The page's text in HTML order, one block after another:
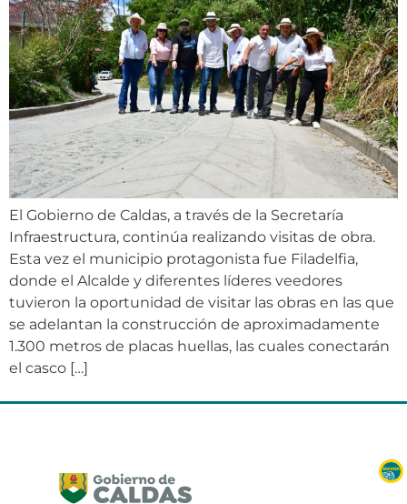
El Gobierno de Caldas, a través de la Secretaría
Infraestructura, continúa realizando visitas de obra.
Esta vez el municipio protagonista fue Filadelfia,
donde el Alcalde y diferentes líderes veedores
tuvieron la oportunidad de visitar las obras en las que
se adelantan la construcción de aproximadamente
1.300 metros de placas huellas, las cuales conectarán
el casco […]